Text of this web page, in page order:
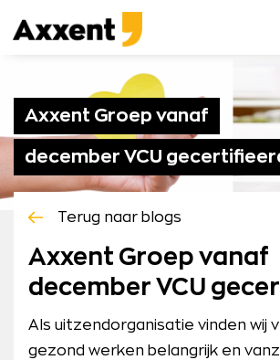
naar
Axxent
B.V.
Sollicitatieproces
Blog
Contact
Mijn Axxent
Axxent Groep vanaf
december VCU
Terug naar blogs
Axxent Groep vanaf
december VCU
Als uitzendorganisatie vinden wij
gezond werken belangrijk en